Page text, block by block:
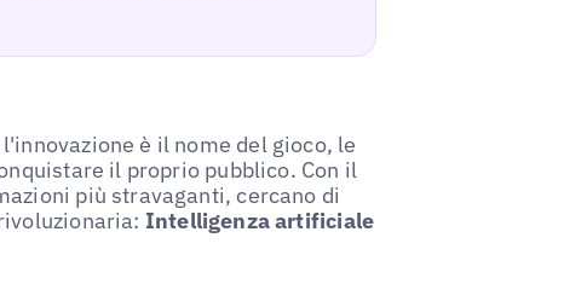
è il nome del gioco, le
il proprio pubblico. Con il
più stravaganti, cercano di
Intelligenza artificiale